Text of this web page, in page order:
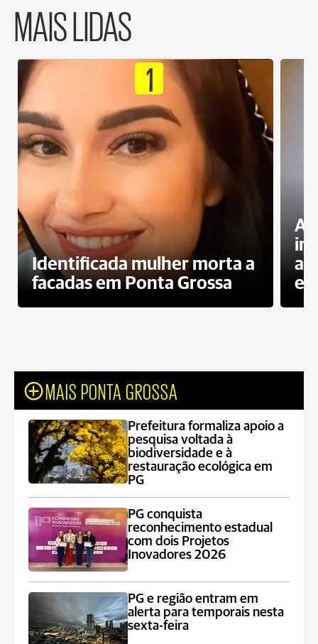
MAIS LIDAS
1
Identificada mulher morta a
facadas em Ponta Grossa
MAIS PONTA GROSSA
Prefeitura formaliza apoio a
pesquisa voltada à
biodiversidade e à
restauração ecológica em
PG
PG conquista
reconhecimento estadual
com dois Projetos
Inovadores 2026
PG e região entram em
alerta para temporais nesta
sexta-feira